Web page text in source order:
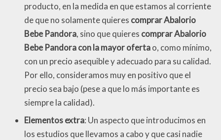
producto, en la medida en que estamos al corriente
de que no solamente quieres comprar Abalorio
Bebe Pandora, sino que quieres comprar Abalorio
Bebe Pandora con la mayor ofertao, como mínimo,
con un precio asequible y adecuado para su calidad.
Por ello, consideramos muy en positivo que el
precio sea bajo (pese a que lo más importante es
siempre la calidad).
Elementos extra: Un aspecto que introducimos en
los estudios que llevamos a cabo y que casi nadie